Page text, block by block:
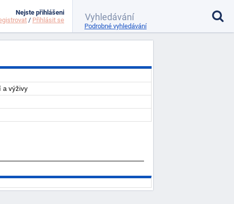
a výživy
Nejste přihlášeni
/ Přihlásit se
Podrobné vyhledávání